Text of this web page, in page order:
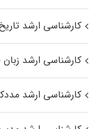
کارشناسی ارشد
کارشناسی ارشد زبان
کارشناسی ارشد